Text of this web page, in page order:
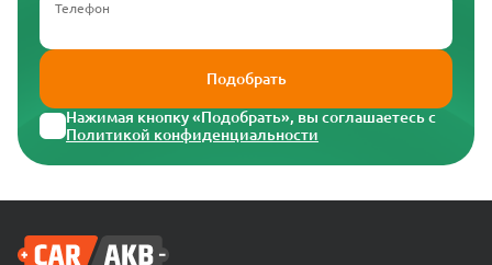
Телефон
Подобрать
Нажимая кнопку «Подобрать», вы соглашаетесь с
Политикой конфиденциальности